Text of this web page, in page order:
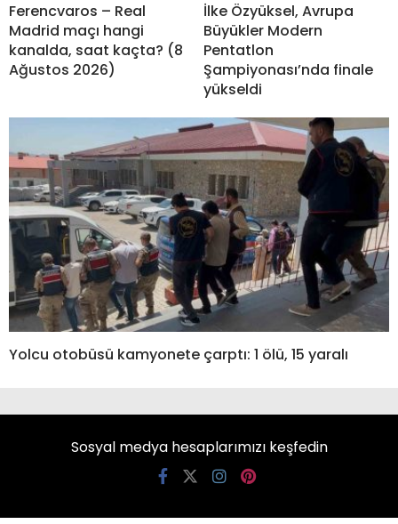
Ferencvaros – Real
Madrid maçı hangi
kanalda, saat kaçta? (8
Ağustos 2026)
İlke Özyüksel, Avrupa
Büyükler Modern
Pentatlon
Şampiyonası’nda finale
yükseldi
Yolcu otobüsü kamyonete çarptı: 1 ölü, 15 yaralı
Sosyal medya hesaplarımızı keşfedin